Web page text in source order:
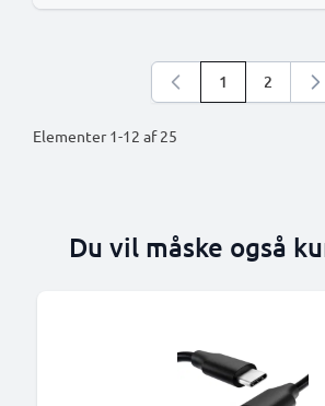
Elementer1-12 af25
Du læser i
1 Side
2
Du vil måske også